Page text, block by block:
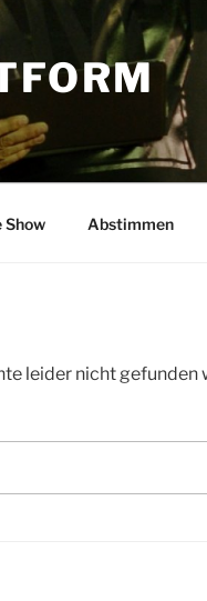
Show Abstimmen
leider nicht